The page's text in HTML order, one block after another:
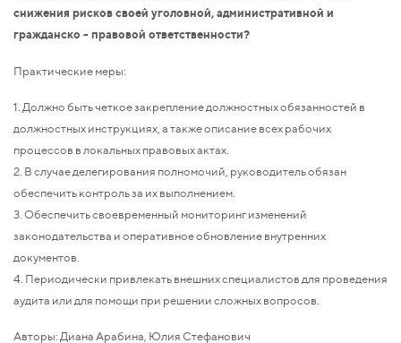
снижения рисков своей уголовной, административной и
гражданско - правовой ответственности?
Практические меры:
1. Должно быть четкое закрепление должностных обязанностей в
должностных инструкциях, а также описание всех рабочих
процессов в локальных правовых актах.
2. В случае делегирования полномочий, руководитель обязан
обеспечить контроль за их выполнением.
3. Обеспечить своевременный мониторинг изменений
законодательства и оперативное обновление внутренних
документов.
4. Периодически привлекать внешних специалистов для проведения
аудита или для помощи при решении сложных вопросов.
Авторы: Диана Арабина, Юлия Стефанович